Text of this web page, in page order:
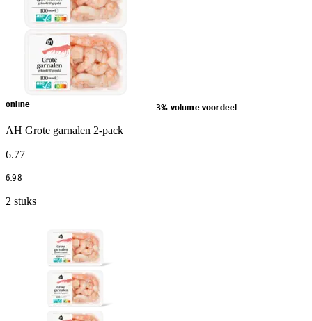
online 3% volume voordeel
AH Grote garnalen 2-pack
6.77
6.98
2 stuks